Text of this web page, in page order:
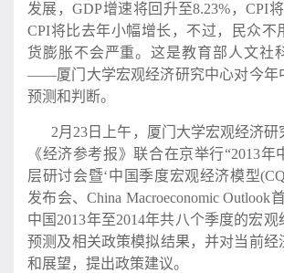
发展，GDP增速将回升至8.23%，CPI
CPI将比去年小幅增长，不过，民众不
货膨胀不会严重。这是教育部人文社
——厦门大学宏观经济研究中心对今年
预测和判断。
2月23日上午，厦门大学宏观经济
《经济参考报》联合在京举行“2013年
层研讨会暨‘中国季度宏观经济模型
发布会、China Macroeconomic Outlook
中国2013年至2014年共八个季度的宏
预测及相关政策模拟结果，并对当前经
和展望，提出政策建议。